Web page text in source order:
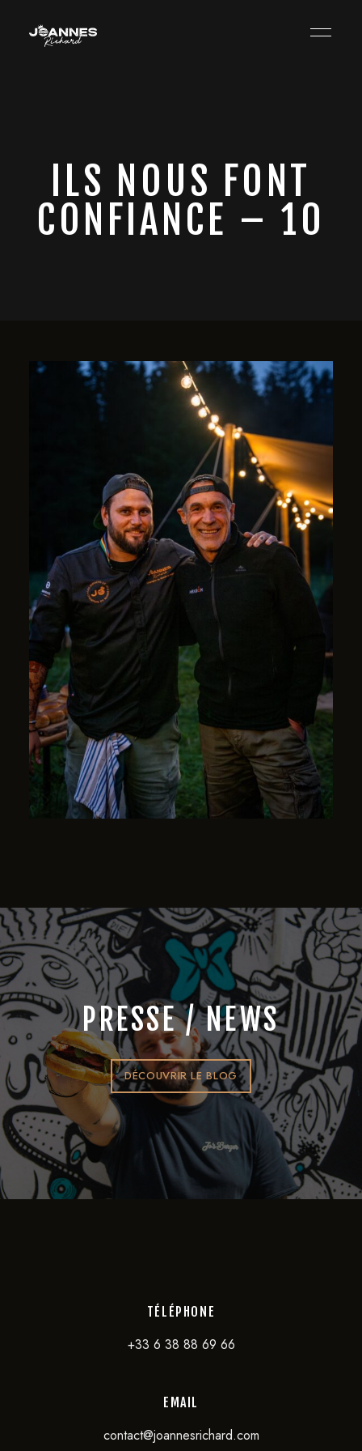
ILS NOUS FONT
CONFIANCE – 10
PRESSE / NEWS
DÉCOUVRIR LE BLOG
TÉLÉPHONE
+33 6 38 88 69 66
EMAIL
contact@joannesrichard.com